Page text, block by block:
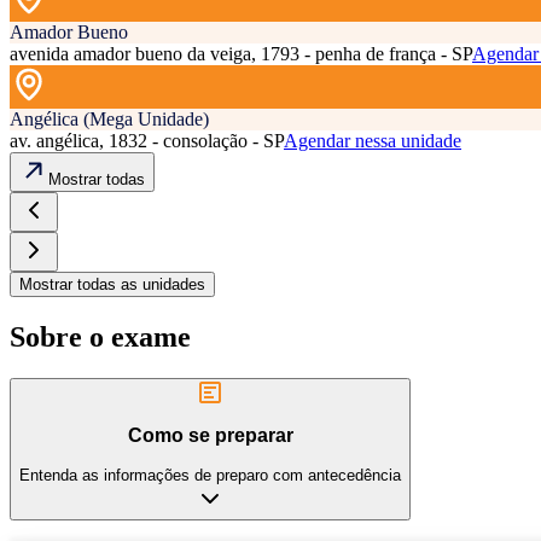
Amador Bueno
avenida amador bueno da veiga, 1793 - penha de frança - SPAgendar
Angélica (Mega Unidade)
av. angélica, 1832 - consolação - SPAgendar nessa unidade
Mostrar todas
Mostrar todas as unidades
Sobre o exame
Como se preparar
Entenda as informações de preparo com antecedência